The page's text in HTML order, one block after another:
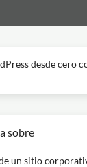
desde cero
sobre
un sitio